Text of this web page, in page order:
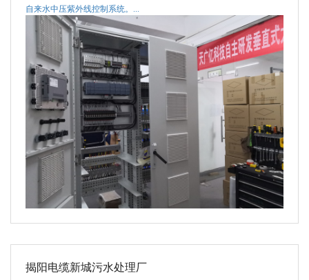
自来水中压紫外线控制系统。...
揭阳电缆新城污水处理厂